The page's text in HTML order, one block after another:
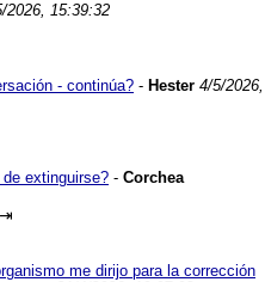
2026, 15:39:32
- continúa? - Hester 4/5/2026,
extinguirse? - Corchea
⇥
me dirijo para la corrección